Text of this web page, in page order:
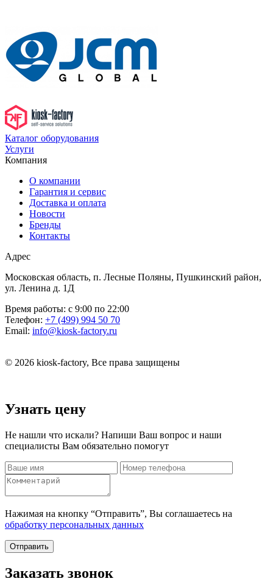
Каталог оборудования
Услуги
Компания
О компании
Гарантия и сервис
Доставка и оплата
Новости
Бренды
Контакты
Адрес
Московская область, п. Лесные Поляны, Пушкинский район,
ул. Ленина д. 1Д
Время работы: с 9:00 по 22:00
Телефон: +7 (499) 994 50 70
Email: info@kiosk-factory.ru
© 2026 kiosk-factory, Все права защищены
Узнать цену
Не нашли что искали? Напиши Ваш вопрос и наши
специалисты Вам обязательно помогут
Нажимая на кнопку “Отправить”, Вы соглашаетесь на
обработку персональных данных
Отправить
Заказать звонок